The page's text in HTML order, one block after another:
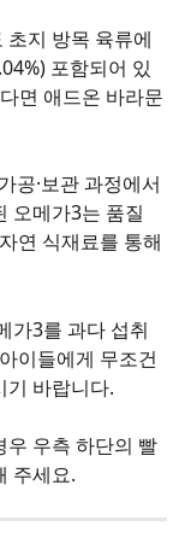
지 방목 육류에
포함되어 있
면 애드온 바라문
공·보관 과정에서
오메가3는 품질
연 식재료를 통해
가3를 과다 섭취
이들에게 무조건
기 바랍니다.
우 우측 하단의 빨
주세요.